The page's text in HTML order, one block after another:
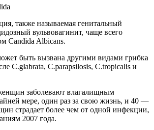
также называемая генитальный
вульвовагинит, чаще всего
Candida Albicans.
быть вызвана другими видами грибка
C.glabrata, C.parapsilosis, С.tropicalis и
заболевают влагалищным
мере, один раз за свою жизнь, и 40 —
страдает более чем от одной инфекции,
2007 года.